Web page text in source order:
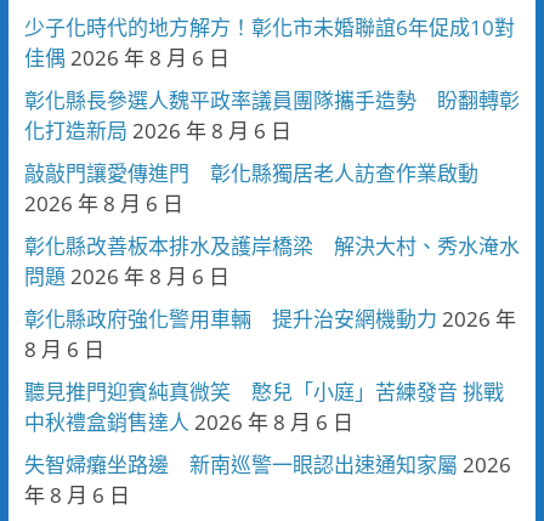
少子化時代的地方解方！彰化市未婚聯誼6年促成10對
佳偶 2026 年 8 月 6 日
彰化縣長參選人魏平政率議員團隊攜手造勢 盼翻轉彰
化打造新局 2026 年 8 月 6 日
敲敲門讓愛傳進門 彰化縣獨居老人訪查作業啟動
2026 年 8 月 6 日
彰化縣改善板本排水及護岸橋梁 解決大村、秀水淹水
問題 2026 年 8 月 6 日
彰化縣政府強化警用車輛 提升治安網機動力 2026 年
8 月 6 日
聽見推門迎賓純真微笑 憨兒「小庭」苦練發音 挑戰
中秋禮盒銷售達人 2026 年 8 月 6 日
失智婦癱坐路邊 新南巡警一眼認出速通知家屬 2026
年 8 月 6 日